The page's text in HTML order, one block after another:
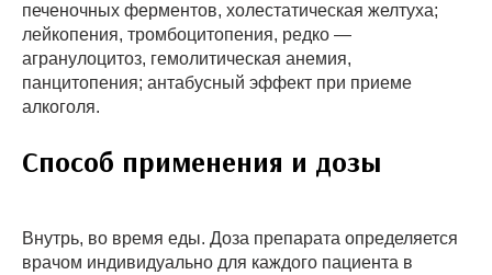
печеночных ферментов, холестатическая желтуха;
лейкопения, тромбоцитопения, редко —
агранулоцитоз, гемолитическая анемия,
панцитопения; антабусный эффект при приеме
алкоголя.
Способ применения и дозы
Внутрь, во время еды. Доза препарата определяется
врачом индивидуально для каждого пациента в